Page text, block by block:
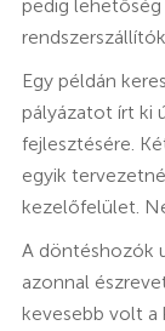
pedig
Egy példán
pályázatot írt ki
fejlesztésére.
egyik
kezelőfelület.
A döntéshozók
azonnal
kevesebb volt a